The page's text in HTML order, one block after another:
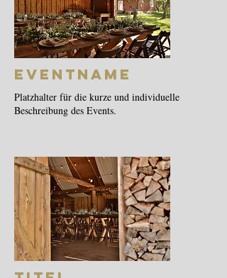
Eventname
Platzhalter für die kurze und individuelle
Beschreibung des Events.